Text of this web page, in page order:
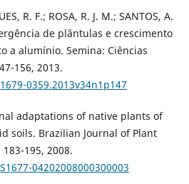
R. F.; ROSA, R. J. M.; SANTOS, A.
de plântulas e crescimento
a alumínio. Semina: Ciências
156, 2013.
0359.2013v34n1p147
adaptations of native plants of
soils. Brazilian Journal of Plant
195, 2008.
04202008000300003